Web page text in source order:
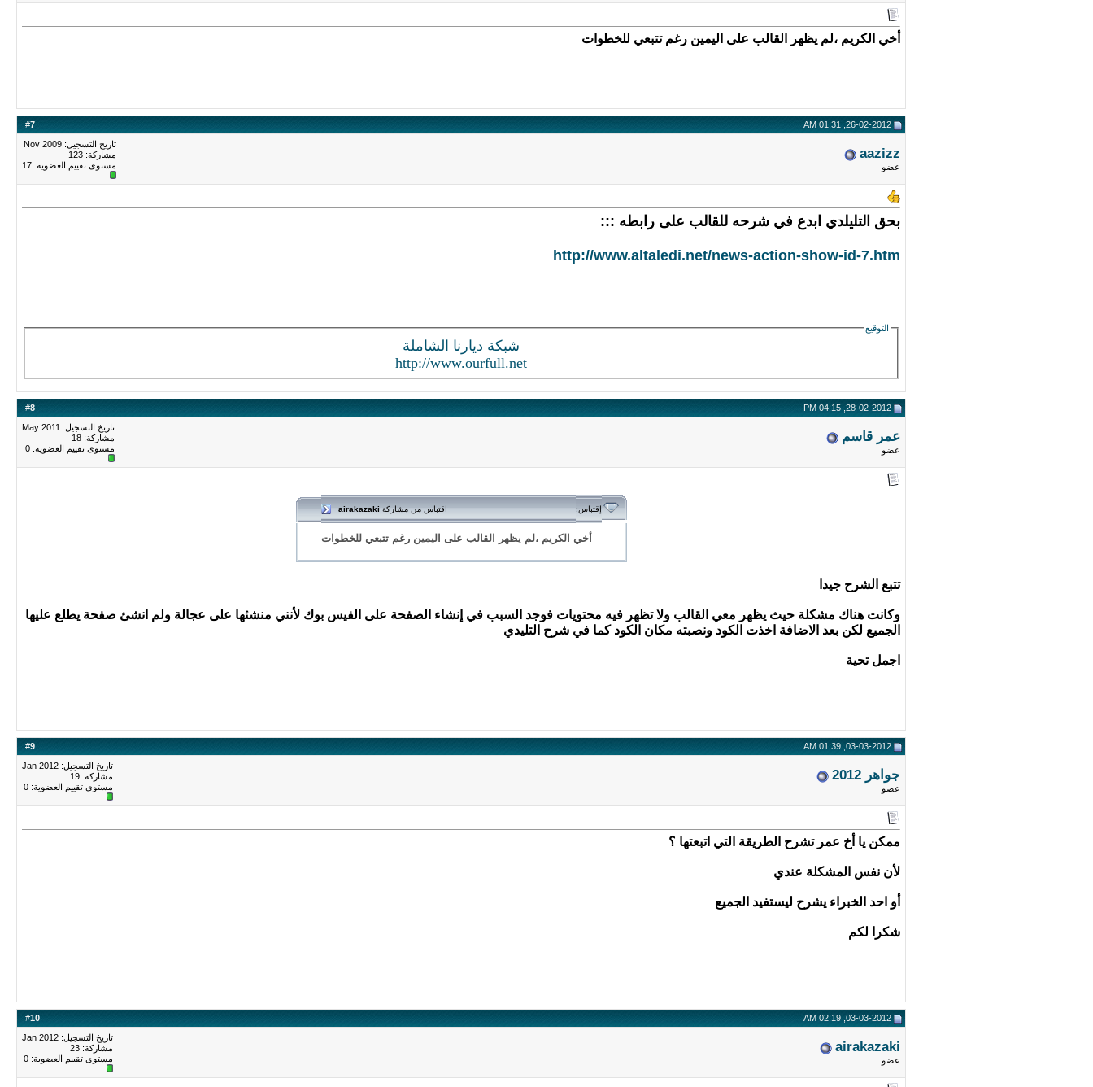
أخي الكريم ،لم يظهر القالب على اليمين رغم تتبعي للخطوات
#7
aazizz
عضو
تاريخ التسجيل: Nov 2009
مشاركة: 123
مستوى تقييم العضوية: 17
بحق التليلدي ابدع في شرحه للقالب على رابطه :::
http://www.altaledi.net/news-action-show-id-7.htm
التوقيع
شبكة ديارنا الشاملة
http://www.ourfull.net
#8
عمر قاسم
عضو
تاريخ التسجيل: May 2011
مشاركة: 18
مستوى تقييم العضوية: 0
إقتباس: اقتباس من مشاركةairakazaki
أخي الكريم ،لم يظهر القالب على اليمين رغم تتبعي للخطوات
تتبع الشرح جيدا
وكانت هناك مشكلة حيث يظهر معي القالب ولا تظهر فيه محتويات فوجد السبب في إنشاء الصفحة على الفيس بوك لأنني منشئها على عجالة ولم انشئ صفحة يطلع عليها
الجميع لكن بعد الاضافة اخذت الكود ونصبته مكان الكود كما في شرح التليدي
اجمل تحية
#9
جواهر 2012
عضو
تاريخ التسجيل: Jan 2012
مشاركة: 19
مستوى تقييم العضوية: 0
ممكن يا أخ عمر تشرح الطريقة التي اتبعتها ؟
لأن نفس المشكلة عندي
أو احد الخبراء يشرح ليستفيد الجميع
شكرا لكم
#10
airakazaki
عضو
تاريخ التسجيل: Jan 2012
مشاركة: 23
مستوى تقييم العضوية: 0